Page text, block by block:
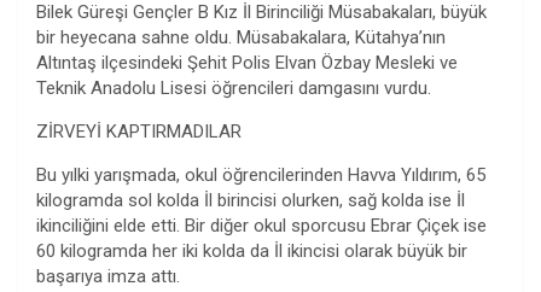
Bilek Güreşi Gençler B Kız İl Birinciliği Müsabakaları, büyük
bir heyecana sahne oldu. Müsabakalara, Kütahya’nın
Altıntaş ilçesindeki Şehit Polis Elvan Özbay Mesleki ve
Teknik Anadolu Lisesi öğrencileri damgasını vurdu.
ZİRVEYİ KAPTIRMADILAR
Bu yılki yarışmada, okul öğrencilerinden Havva Yıldırım, 65
kilogramda sol kolda İl birincisi olurken, sağ kolda ise İl
ikinciliğini elde etti. Bir diğer okul sporcusu Ebrar Çiçek ise
60 kilogramda her iki kolda da İl ikincisi olarak büyük bir
başarıya imza attı.